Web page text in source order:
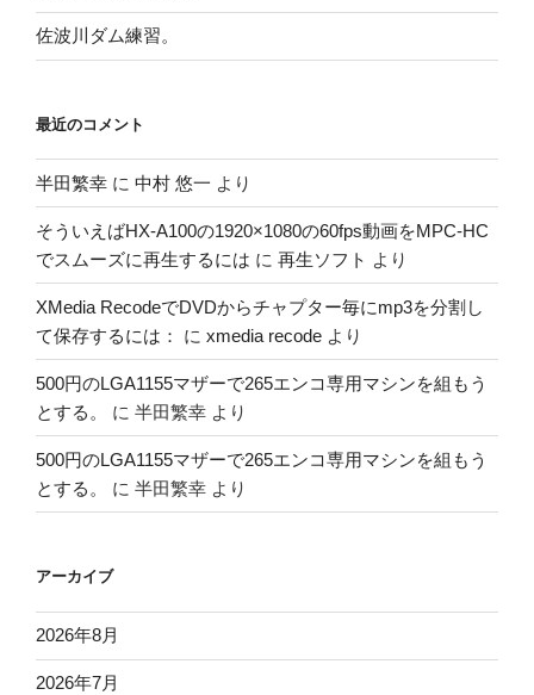
佐波川ダム練習。
最近のコメント
半田繁幸 に 中村 悠一 より
そういえばHX-A100の1920×1080の60fps動画をMPC-HC
でスムーズに再生するには に 再生ソフト より
XMedia RecodeでDVDからチャプター毎にmp3を分割し
て保存するには：
に xmedia recode より
500円のLGA1155マザーで265エンコ専用マシンを組もう
とする。
に 半田繁幸 より
500円のLGA1155マザーで265エンコ専用マシンを組もう
とする。
に 半田繁幸 より
アーカイブ
2026年8月
2026年7月